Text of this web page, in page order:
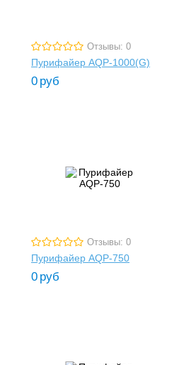
Отзывы: 0
Пурифайер AQP-1000(G)
0 руб
Отзывы: 0
Пурифайер AQP-750
0 руб